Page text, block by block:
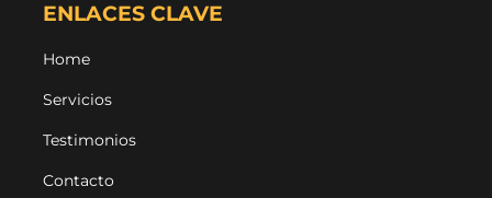
ENLACES CLAVE
Home
Servicios
Testimonios
Contacto